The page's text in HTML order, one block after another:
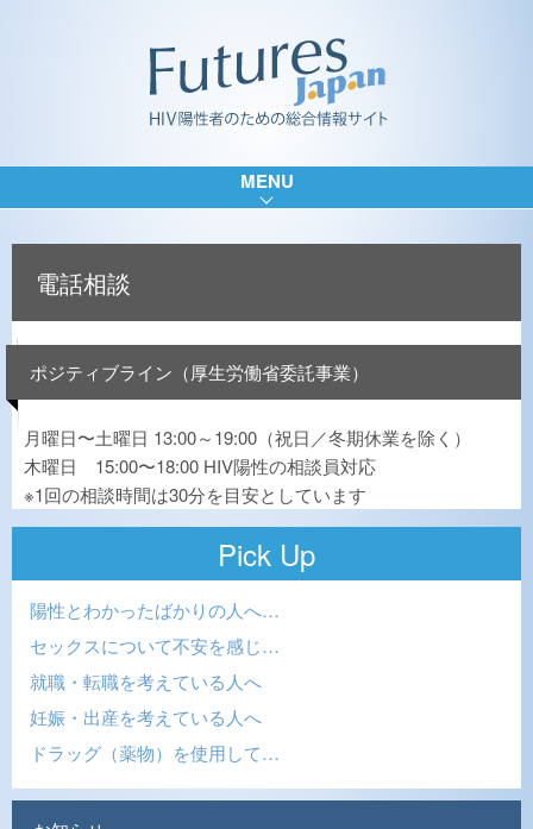
MENU
電話相談
ポジティブライン（厚生労働省委託事業）
月曜日〜土曜日 13:00～19:00（祝日／冬期休業を除く）
木曜日 15:00〜18:00 HIV陽性の相談員対応
※1回の相談時間は30分を目安としています
Pick Up
陽性とわかったばかりの人へ…
セックスについて不安を感じ…
就職・転職を考えている人へ
妊娠・出産を考えている人へ
ドラッグ（薬物）を使用して…